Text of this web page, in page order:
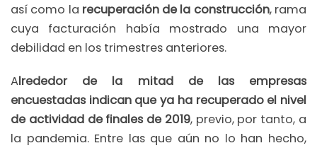
así como la recuperación de la construcción, rama
cuya facturación había mostrado una mayor
debilidad en los trimestres anteriores.
Alrededor de la mitad de las empresas
encuestadas indican que ya ha recuperado el nivel
de actividad de finales de 2019, previo, por tanto, a
la pandemia. Entre las que aún no lo han hecho,